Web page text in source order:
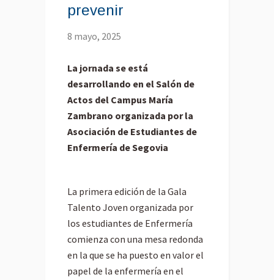
prevenir
8 mayo, 2025
La jornada se está
desarrollando en el Salón de
Actos del Campus María
Zambrano organizada por la
Asociación de Estudiantes de
Enfermería de Segovia
La primera edición de la Gala
Talento Joven organizada por
los estudiantes de Enfermería
comienza con una mesa redonda
en la que se ha puesto en valor el
papel de la enfermería en el